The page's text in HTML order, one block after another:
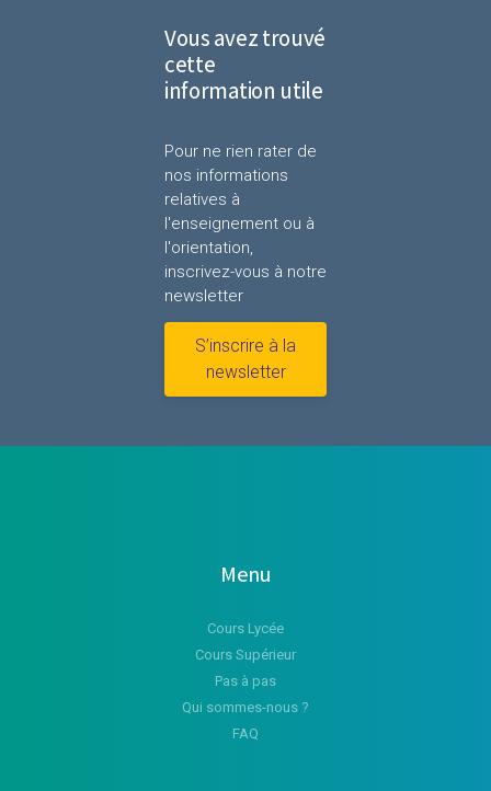
Vous avez trouvé
cette
information utile
Pour ne rien rater de
nos informations
relatives à
l'enseignement ou à
l'orientation,
inscrivez-vous à notre
newsletter
S’inscrire à la
newsletter
Menu
Cours Lycée
Cours Supérieur
Pas à pas
Qui sommes-nous ?
FAQ